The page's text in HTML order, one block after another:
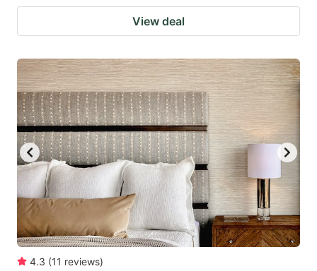
View deal
4.3 (11 reviews)